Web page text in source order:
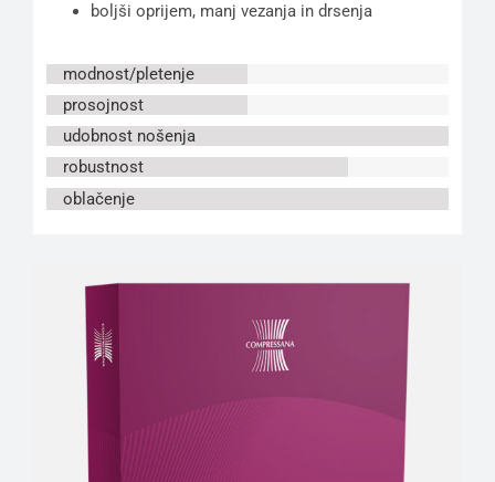
boljši oprijem, manj vezanja in drsenja
modnost/pletenje
prosojnost
udobnost nošenja
robustnost
oblačenje